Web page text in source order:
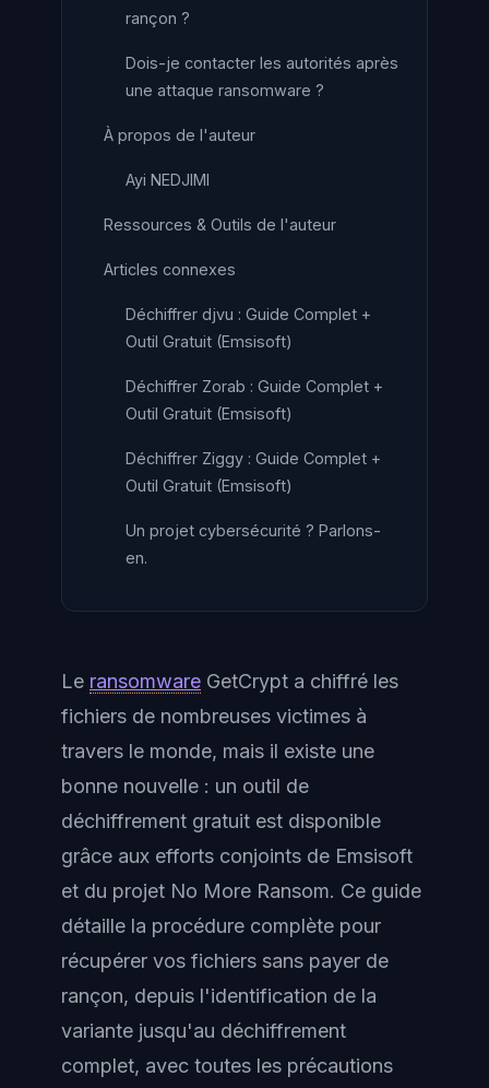
rançon ?
Dois-je contacter les autorités après
une attaque ransomware ?
À propos de l'auteur
Ayi NEDJIMI
Ressources & Outils de l'auteur
Articles connexes
Déchiffrer djvu : Guide Complet +
Outil Gratuit (Emsisoft)
Déchiffrer Zorab : Guide Complet +
Outil Gratuit (Emsisoft)
Déchiffrer Ziggy : Guide Complet +
Outil Gratuit (Emsisoft)
Un projet cybersécurité ? Parlons-
en.
Le ransomware GetCrypt a chiffré les
fichiers de nombreuses victimes à
travers le monde, mais il existe une
bonne nouvelle : un outil de
déchiffrement gratuit est disponible
grâce aux efforts conjoints de Emsisoft
et du projet No More Ransom. Ce guide
détaille la procédure complète pour
récupérer vos fichiers sans payer de
rançon, depuis l'identification de la
variante jusqu'au déchiffrement
complet, avec toutes les précautions